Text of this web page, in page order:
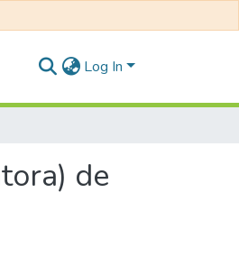
Log In
de